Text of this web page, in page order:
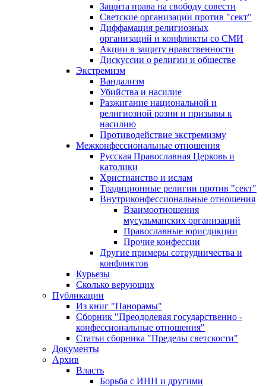
Защита права на свободу совести
Светские организации против "сект"
Диффамация религиозных
организаций и конфликты со СМИ
Акции в защиту нравственности
Дискуссии о религии и обществе
Экстремизм
Вандализм
Убийства и насилие
Разжигание национальной и
религиозной розни и призывы к
насилию
Противодействие экстремизму
Межконфессиональные отношения
Русская Православная Церковь и
католики
Христианство и ислам
Традиционные религии против "сект"
Внутриконфессиональные отношения
Взаимоотношения
мусульманских организаций
Православные юрисдикции
Прочие конфессии
Другие примеры сотрудничества и
конфликтов
Курьезы
Сколько верующих
Публикации
Из книг "Панорамы"
Сборник "Преодолевая государственно -
конфессиональные отношения"
Статьи сборника "Пределы светскости"
Документы
Архив
Власть
Борьба с ИНН и другими